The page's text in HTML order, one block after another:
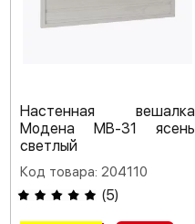
Настенная вешалка
Модена МВ-31 ясень
светлый
Код товара: 204110
(5)